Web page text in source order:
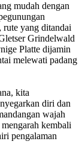
mudah dengan
yang ditandai
Grindelwald
Platte dijamin
melewati padang
kita
diri dan
wajah
kembali
pengalaman